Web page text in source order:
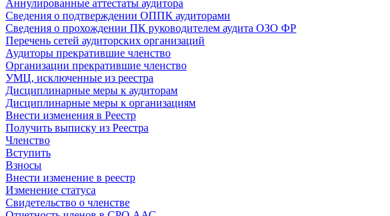
Аннулированные аттестаты аудитора
Сведения о подтверждении ОППК аудиторами
Сведения о прохождении ПК руководителем аудита ОЗО ФР
Перечень сетей аудиторских организаций
Аудиторы прекратившие членство
Организации прекратившие членство
УМЦ, исключенные из реестра
Дисциплинарные меры к аудиторам
Дисциплинарные меры к организациям
Внести изменения в Реестр
Получить выписку из Реестра
Членство
Вступить
Взносы
Внести изменение в реестр
Изменение статуса
Свидетельство о членстве